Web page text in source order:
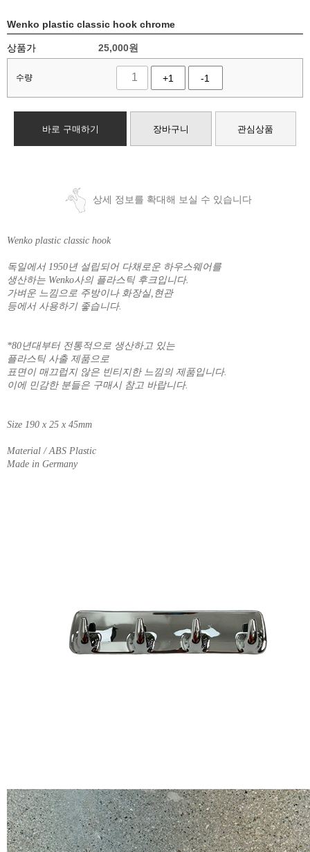
Wenko plastic classic hook chrome
상품가 25,000원
수량 +1 -1
바로 구매하기 장바구니 관심상품
상세 정보를 확대해 보실 수 있습니다
Wenko plastic classic hook
독일에서 1950년 설립되어 다채로운 하우스웨어를
생산하는 Wenko사의 플라스틱 후크입니다.
가벼운 느낌으로 주방이나 화장실,현관
등에서 사용하기 좋습니다.
*80년대부터 전통적으로 생산하고 있는
플라스틱 사출 제품으로
표면이 매끄럽지 않은 빈티지한 느낌의 제품입니다.
이에 민감한 분들은 구매시 참고 바랍니다.
Size 190 x 25 x 45mm
Material / ABS Plastic
Made in Germany